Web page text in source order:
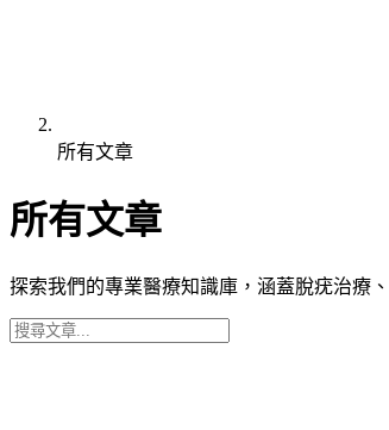
所有文章
所有文章
探索我們的專業醫療知識庫，涵蓋脫疣治療